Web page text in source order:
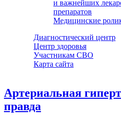
и важнейших
препаратов
Медицинские
Диагностический центр
Центр здоровья
Участникам СВО
Карта сайта
Артериальная
правда